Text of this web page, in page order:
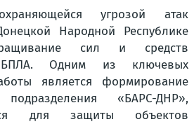
угрозой атак
Народной Республике
сил и средств
БПЛА. Одним из ключевых
является формирование
подразделения «БАРС-ДНР»,
для защиты объектов